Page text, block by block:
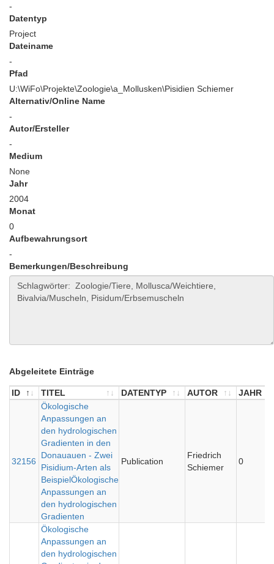
-
Datentyp
Project
Dateiname
-
Pfad
U:\WiFo\Projekte\Zoologie\a_Mollusken\Pisidien Schiemer
Alternativ/Online Name
-
Autor/Ersteller
-
Medium
None
Jahr
2004
Monat
0
Aufbewahrungsort
-
Bemerkungen/Beschreibung
Abgeleitete Einträge
ID TITEL DATENTYP AUTOR
JAHR
TITEL
32156
Ökologische
Anpassungen an
den hydrologischen
Gradienten in den
Donauauen - Zwei
Pisidium-Arten als
BeispielÖkologische
Anpassungen an
den hydrologischen
Gradienten
Publication
Friedrich
Schiemer
0
Ökologische
Anpassungen an
den hydrologischen